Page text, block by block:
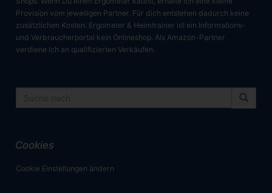
Provision vom jeweiligen Partner. Für dich entstehen dadurch keine
zusätzlichen Kosten. Ergometer & Heimtrainer ist ein Informations-
und Verbraucherportal kein Onlineshop. Als Amazon-Partner
verdiene ich an qualifizierten Verkäufen.
Cookies
Cookie Einstellungen ändern